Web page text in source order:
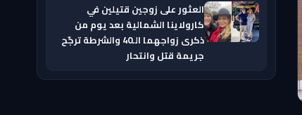
العثور على زوجين قتيلين في
كارولاينا الشمالية بعد يوم من
ذكرى زواجهما الـ40 والشرطة ترجّح
جريمة قتل وانتحار